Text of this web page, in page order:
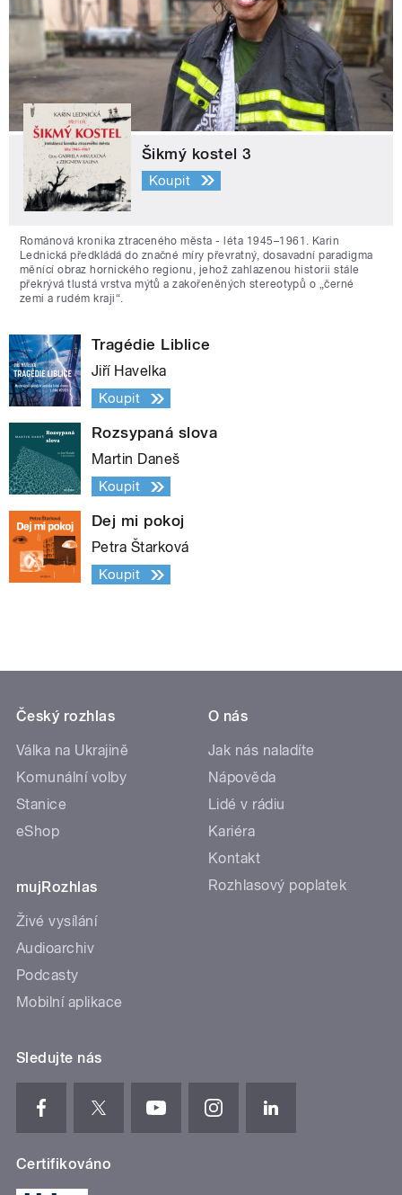
Šikmý kostel 3
Koupit
Románová kronika ztraceného města - léta 1945–1961. Karin
Lednická předkládá do značné míry převratný, dosavadní paradigma
měnící obraz hornického regionu, jehož zahlazenou historii stále
překrývá tlustá vrstva mýtů a zakořeněných stereotypů o „černé
zemi a rudém kraji“.
Tragédie Liblice
Jiří Havelka
Koupit
Rozsypaná slova
Martin Daneš
Koupit
Dej mi pokoj
Petra Štarková
Koupit
Český rozhlas
Válka na Ukrajině
Komunální volby
Stanice
eShop
mujRozhlas
Živé vysílání
Audioarchiv
Podcasty
Mobilní aplikace
O nás
Jak nás naladíte
Nápověda
Lidé v rádiu
Kariéra
Kontakt
Rozhlasový poplatek
Sledujte nás
Certifikováno